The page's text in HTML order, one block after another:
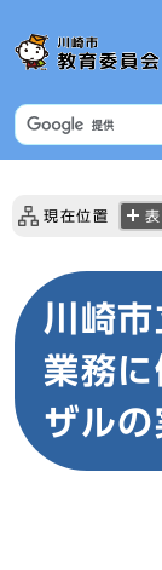
現在位置
川崎
業務
ザル